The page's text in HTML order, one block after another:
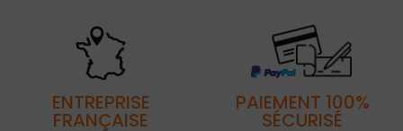
ENTREPRISE
FRANÇAISE
PAIEMENT 100%
SÉCURISÉ